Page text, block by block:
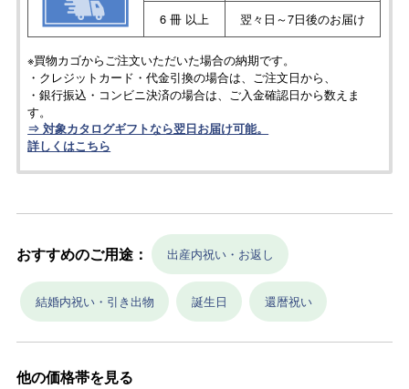
6 冊 以上
翌々日～7日後のお届け
※買物カゴからご注文いただいた場合の納期です。
・クレジットカード・代金引換の場合は、ご注文日から、
・銀行振込・コンビニ決済の場合は、ご入金確認日から数えま
す。
⇒ 対象カタログギフトなら翌日お届け可能。
詳しくはこちら
おすすめのご用途： 出産内祝い・お返し
結婚内祝い・引き出物 誕生日 還暦祝い
他の価格帯を見る